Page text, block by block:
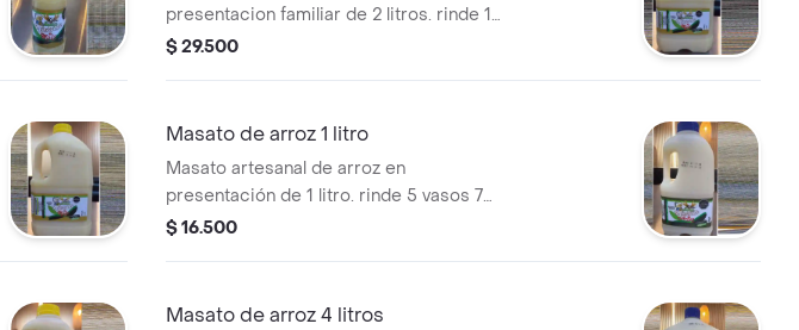
presentacion familiar de 2 litros. rinde 10
vasos 7 onzas.
$ 29.500
Masato de arroz 1 litro
Masato artesanal de arroz en
presentación de 1 litro. rinde 5 vasos 7
onzas
$ 16.500
Masato de arroz 4 litros